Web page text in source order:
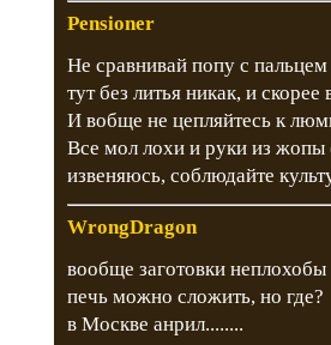
Pensioner
Не сравнивай попу с
тут без литья никак, и скорее
И вобще не цепляйтесь к
Все мол лохи и руки из жопы
извеняюсь, соблюдайте
WrongDragon
вообще заготовки
печь можно сложить, но где?
в Москве анрил........